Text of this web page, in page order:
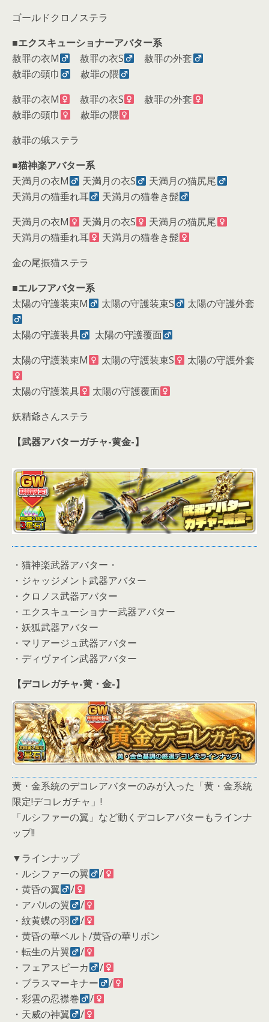
ゴールドクロノステラ
■エクスキューショナーアバター系
赦罪の衣M
赦罪の衣S
赦罪の外套
赦罪の頭巾
赦罪の隈
赦罪の衣M
赦罪の衣S
赦罪の外套
赦罪の頭巾
赦罪の隈
赦罪の蛾ステラ
■猫神楽アバター系
天満月の衣M
天満月の衣S
天満月の猫尻尾
天満月の猫垂れ耳
天満月の猫巻き髭
天満月の衣M
天満月の衣S
天満月の猫尻尾
天満月の猫垂れ耳
天満月の猫巻き髭
金の尾振猫ステラ
■エルフアバター系
太陽の守護装束M
太陽の守護装束S 太陽の守護外套
太陽の守護装具
太陽の守護覆面
太陽の守護装束M
太陽の守護装束S 太陽の守護外套
太陽の守護装具
太陽の守護覆面
妖精爺さんステラ
【武器アバターガチャ-黄金-】
・猫神楽武器アバター・
・ジャッジメント武器アバター
・クロノス武器アバター
・エクスキューショナー武器アバター
・妖狐武器アバター
・マリアージュ武器アバター
・ディヴァイン武器アバター
【デコレガチャ-黄・金-】
黄・金系統のデコレアバターのみが入った「黄・金系統
限定!デコレガチャ」!
「ルシファーの翼」など動くデコレアバターもラインナ
ップ!!
▼ラインナップ
・ルシファーの翼
/
・黄昏の翼
/
・アパルの翼
/
・紋黄蝶の羽
/
・黄昏の華ベルト/黄昏の華リボン
・転生の片翼
/
・フェアスピーカ
/
・ブラスマーキナー
/
・彩雲の忍襟巻
/
・天威の神翼
/